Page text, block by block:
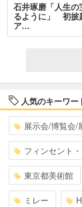
石井琢磨「人生の
るように」 初披
ア…
人気のキーワー
展示会/博覧会/
フィンセント
東京都美術館
ミレー